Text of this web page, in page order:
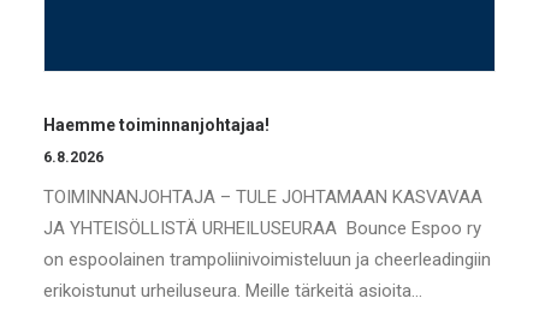
Haemme toiminnanjohtajaa!
6.8.2026
TOIMINNANJOHTAJA – TULE JOHTAMAAN KASVAVAA
JA YHTEISÖLLISTÄ URHEILUSEURAA Bounce Espoo ry
on espoolainen trampoliinivoimisteluun ja cheerleadingiin
erikoistunut urheiluseura. Meille tärkeitä asioita…